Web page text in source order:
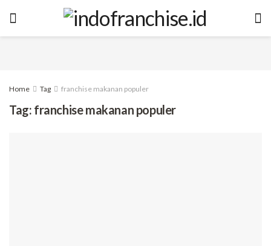
Home Tag franchise makanan populer
Tag: franchise makanan populer